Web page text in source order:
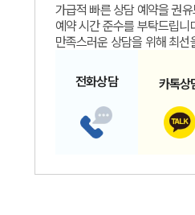
만화로 보는
가급적 빠른 상담 예약을 권유
예약 시간 준수를 부탁드립니
만족스러운 상담을 위해 최선
전화상담 카톡상